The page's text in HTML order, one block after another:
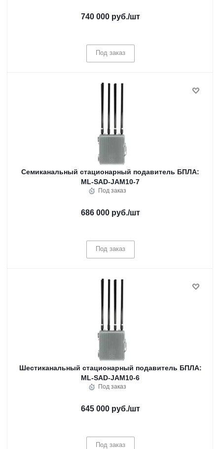
740 000 руб./шт
Под заказ
Семиканальный стационарный подавитель БПЛА:
ML-SAD-JAM10-7
Под заказ
686 000 руб./шт
Под заказ
Шестиканальный стационарный подавитель БПЛА:
ML-SAD-JAM10-6
Под заказ
645 000 руб./шт
Под заказ